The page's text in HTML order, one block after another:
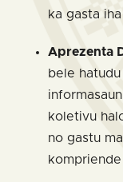
ka gasta
Aprezenta
bele
koletivu
no gastu